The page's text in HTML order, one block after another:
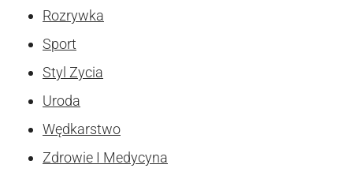
Rozrywka
Sport
Styl Zycia
Uroda
Wędkarstwo
Zdrowie I Medycyna